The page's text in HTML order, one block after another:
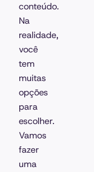
conteúdo.
Na
realidade,
você
tem
muitas
opções
para
escolher.
Vamos
fazer
uma